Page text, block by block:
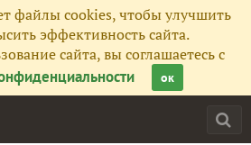
файлы cookies, чтобы улучшить
эффективность сайта.
сайта, вы соглашаетесь с
ок